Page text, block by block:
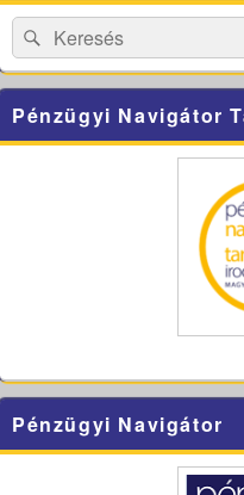
AreaSearch
for:
Search
Pénzügyi Navigátor
Pénzügyi Navigátor